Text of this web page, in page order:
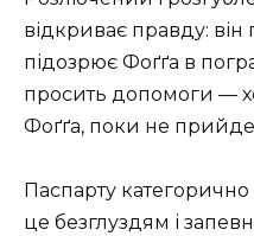
відкриває правду:
підозрює Фоґґа в
просить допомоги —
Фоґґа, поки не
Паспарту
це безглуздям і